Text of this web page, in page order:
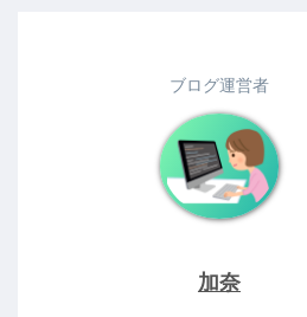
ブログ運営者
加奈